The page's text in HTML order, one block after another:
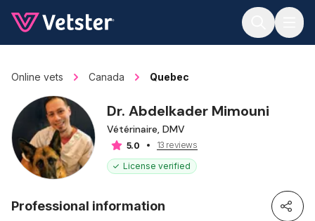
Online vets Canada Quebec
Dr. Abdelkader Mimouni
Vétérinaire, DMV
5.0
13 reviews
License verified
Professional information